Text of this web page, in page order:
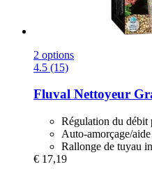
2 options
4.5 (15)
Fluval Nettoyeur
Régulation du débit
Auto-amorçage/
Rallonge de tuyau
€ 17,19